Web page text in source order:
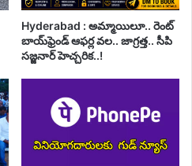
Hyderabad : అమ్మాయిలూ.. రెంట్
బాయ్‌ఫ్రెండ్ ఆఫర్ల వల.. జాగ్రత్త.. సీపి
సజ్జనార్ హెచ్చరిక..!